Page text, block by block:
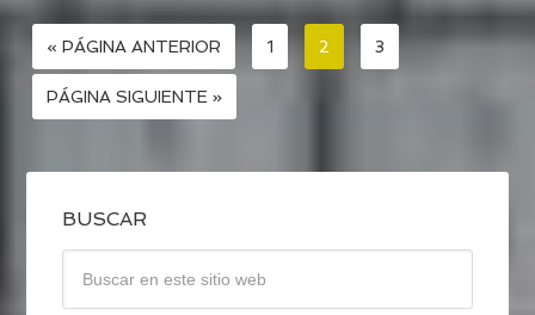
« PÁGINA ANTERIOR 1 2 3
PÁGINA SIGUIENTE »
BUSCAR